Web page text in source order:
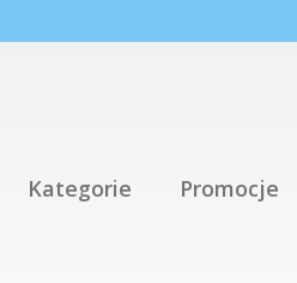
Kategorie Promocje